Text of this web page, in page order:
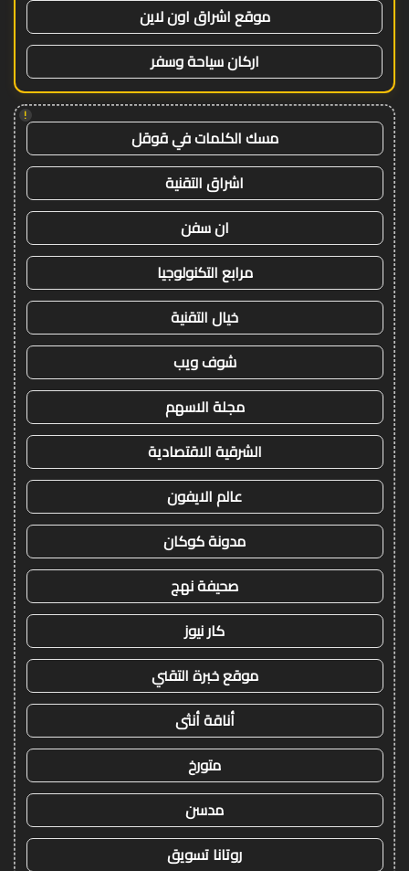
موقع اشراق اون لاين
اركان سياحة وسفر
!
مسك الكلمات في قوقل
اشراق التقنية
ان سفن
مرابع التكنولوجيا
خيال التقنية
شوف ويب
مجلة الاسهم
الشرقية الاقتصادية
عالم الايفون
مدونة كوكان
صحيفة نهج
كار نيوز
موقع خبرة التقني
أناقة أنثى
متورخ
مدسن
روتانا تسويق